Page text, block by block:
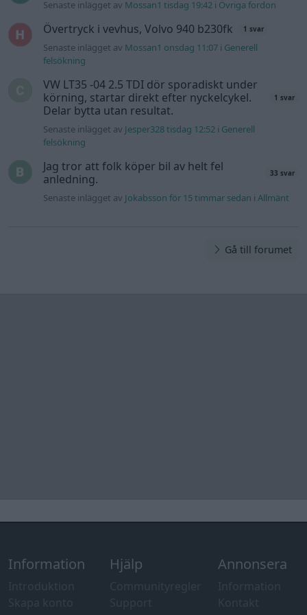
Senaste inlägget av Mossan1 tisdag 19:42 i Övriga fordon
Övertryck i vevhus, Volvo 940 b230fk 1 svar
Senaste inlägget av Mossan1 onsdag 11:07 i Generell
felsökning
VW LT35 -04 2.5 TDI dör sporadiskt under
körning, startar direkt efter nyckelcykel.
Delar bytta utan resultat.
1 svar
Senaste inlägget av Jesper328 tisdag 12:52 i Generell
felsökning
Jag tror att folk köper bil av helt fel
anledning.
33 svar
Senaste inlägget av Jokabsson för 15 timmar sedan iAllmänt
Gå till forumet
Tips och